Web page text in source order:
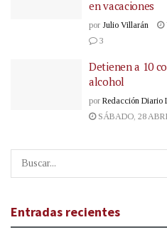
en vacaciones
por Julio Villarán
3
Detienen a 10
alcohol
por Redacción Diario
SÁBADO, 28
Entradas recientes